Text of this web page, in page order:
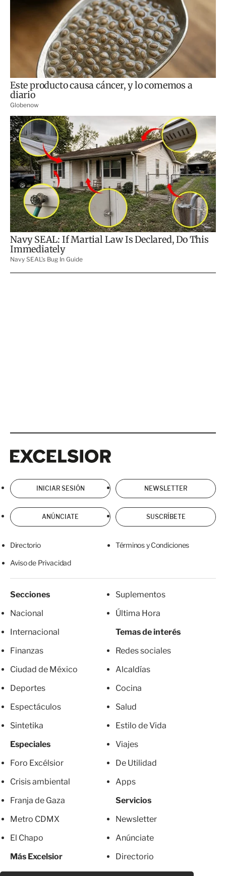
INICIAR SESIÓN NEWSLETTER
ANÚNCIATE SUSCRÍBETE
Directorio Términos y Condiciones
Aviso de Privacidad
Secciones
Nacional
Internacional
Finanzas
Ciudad de México
Deportes
Espectáculos
Sintetika
Especiales
Foro Excélsior
Crisis ambiental
Franja de Gaza
Metro CDMX
El Chapo
Más Excelsior
Suplementos
Última Hora
Temas de interés
Redes sociales
Alcaldías
Cocina
Salud
Estilo de Vida
Viajes
De Utilidad
Apps
Servicios
Newsletter
Anúnciate
Directorio